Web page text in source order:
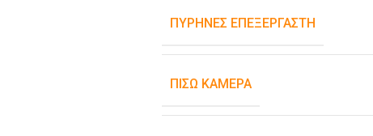
ΠΥΡΉΝΕΣ ΕΠΕΞΕΡΓΑΣΤΉ
ΠΊΣΩ ΚΆΜΕΡΑ